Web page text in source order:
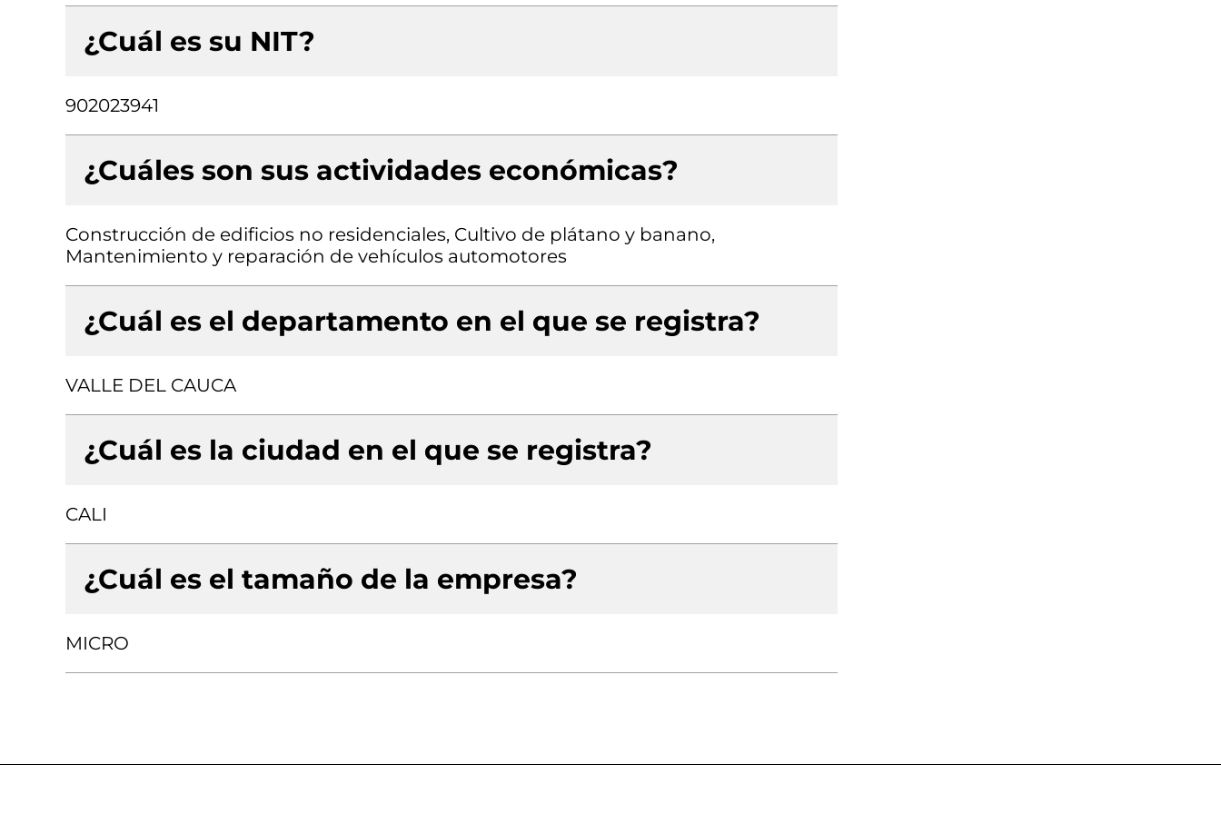
¿Cuál es su NIT?
902023941
¿Cuáles son sus actividades económicas?
Construcción de edificios no residenciales, Cultivo de plátano y banano,
Mantenimiento y reparación de vehículos automotores
¿Cuál es el departamento en el que se registra?
VALLE DEL CAUCA
¿Cuál es la ciudad en el que se registra?
CALI
¿Cuál es el tamaño de la empresa?
MICRO